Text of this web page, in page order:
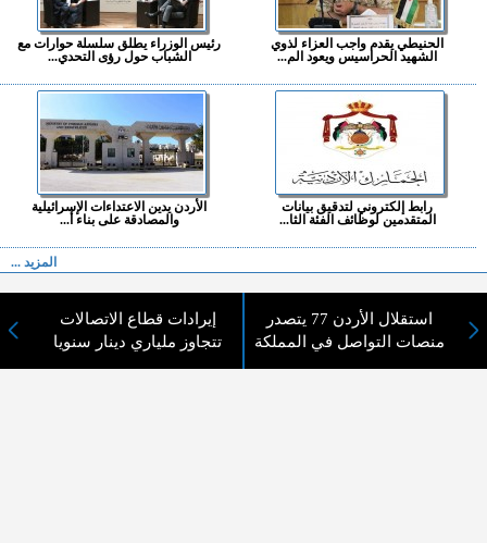
الحنيطي يقدم واجب العزاء لذوي
الشهيد الحراسيس ويعود الم...
رئيس الوزراء يطلق سلسلة حوارات مع
الشباب حول رؤى التحدي...
رابط إلكتروني لتدقيق بيانات
المتقدمين لوظائف الفئة الثا...
الأردن يدين الاعتداءات الإسرائيلية
والمصادقة على بناء أ...
المزيد ...
اختيارات القراء
استقلال الأردن 77 يتصدر
منصات التواصل في المملكة
إيرادات قطاع الاتصالات
تتجاوز ملياري دينار سنويا